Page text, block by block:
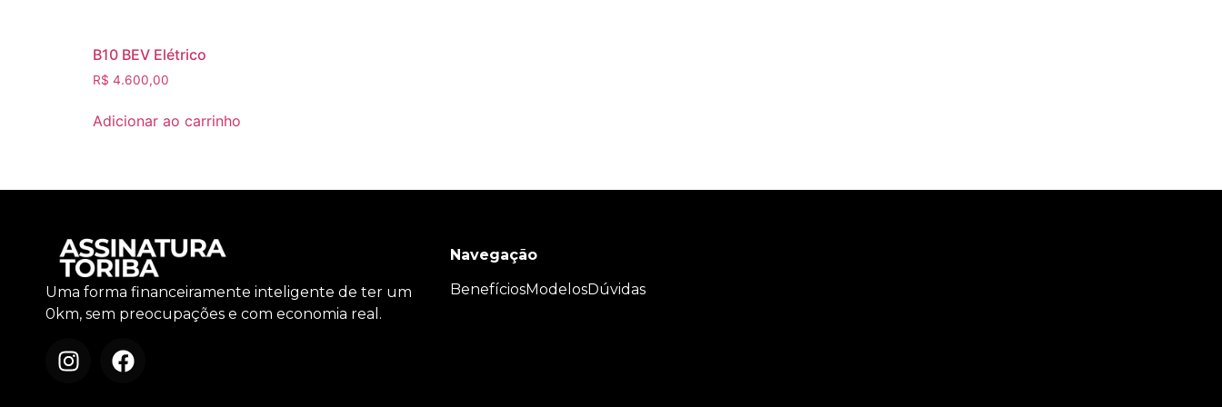
B10 BEV Elétrico
R$ 4.600,00
Adicionar ao carrinho
Uma forma financeiramente inteligente de ter um
0km, sem preocupações e com economia real.
Navegação
BenefíciosModelosDúvidas